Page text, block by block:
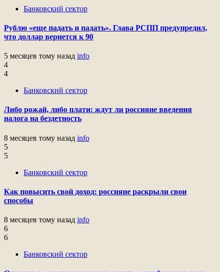
Банковский сектор
Рублю «еще падать и падать». Глава РСПП предупредил,
что доллар вернется к 90
5 месяцев тому назад info
4
4
Банковский сектор
Либо рожай, либо плати: ждут ли россияне введения
налога на бездетность
8 месяцев тому назад info
5
5
Банковский сектор
Как повысить свой доход: россияне раскрыли свои
способы
8 месяцев тому назад info
6
6
Банковский сектор